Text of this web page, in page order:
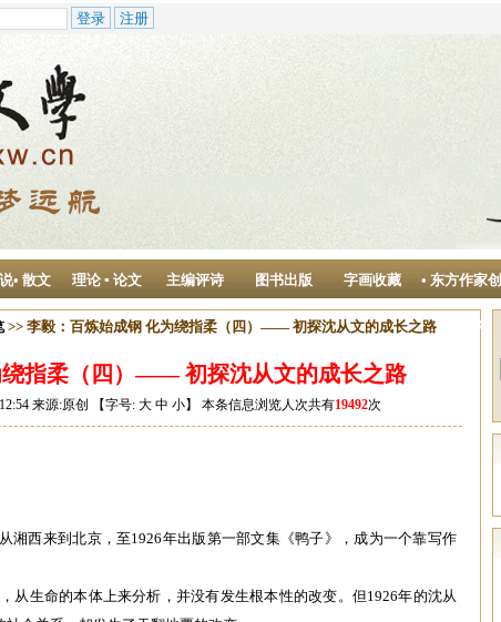
• 散文 理论 ▪ 论文 主编评诗 图书出版 字画收藏 • 东方作家创
作中心
>> 李毅：百炼始成钢 化为绕指柔（四）—— 初探沈从文的成长之路
绕指柔（四）—— 初探沈从文的成长之路
来源:原创 【字号: 大 中 小】 本条信息浏览人次共有19492次
湘西来到北京，至1926年出版第一部文集《鸭子》，成为一个靠写作
从生命的本体上来分析，并没有发生根本性的改变。但1926年的沈从